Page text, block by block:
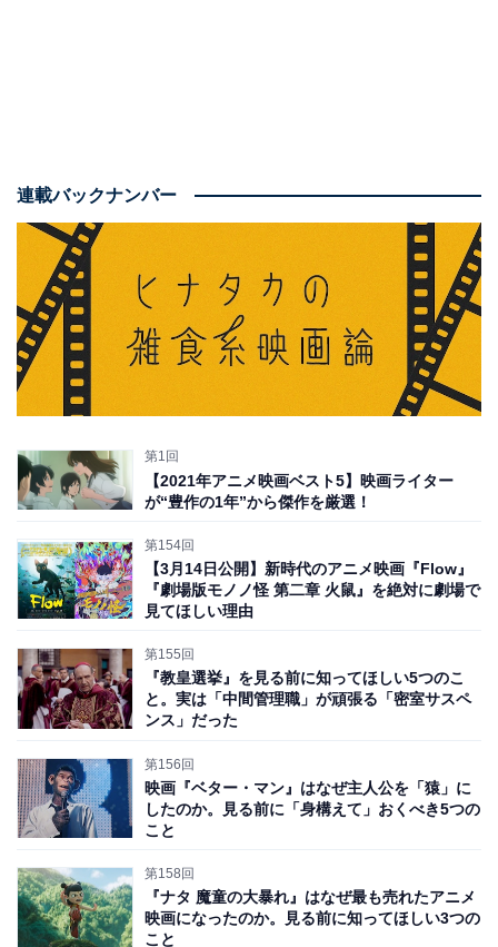
物語の根幹にあることに注意は必要でしょう。
はっきりと大人向けの「やや過激なブラックコメディ
ー」でもあることを認識して……いや、むしろそこを大
いに期待すればいいのです。
というわけで、『パラサイト 半地下の家族』が好きな人
でポン・ジュノ監督のファンは期待して見てOK！ ブラ
ックコメディーが大好物という人にも大推薦！ 以上！ と
終わりにしていいのですが、そういうわけにもいかない
ので、なんとかネタバレになりすぎない範囲で、同作の
魅力を紹介していきましょう。
そして筆者個人としては、本作は
の谷のナウシカ』および漫画『レベルE』の合わせ技の
ような面白さがあると思うのです。その理由も併せて解
連載バックナンバー
第1回
【2021年アニメ映画ベスト5】映画ライター
が“豊作の1年”から傑作を厳選！
第154回
【3月14日公開】新時代のアニメ映画『Flow』
『劇場版モノノ怪 第二章 火鼠』を絶対に劇場で
見てほしい理由
第155回
『教皇選挙』を見る前に知ってほしい5つのこ
と。実は「中間管理職」が頑張る「密室サスペ
ンス」だった
第156回
映画『ベター・マン』はなぜ主人公を「猿」に
したのか。見る前に「身構えて」おくべき5つの
こと
第158回
『ナタ 魔童の⼤暴れ』はなぜ最も売れたアニメ
映画になったのか。見る前に知ってほしい3つの
こと